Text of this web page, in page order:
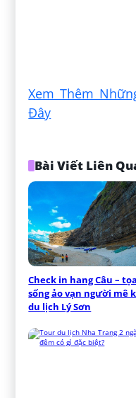
Xem Thêm
Đây
Bài Viết Liên
Check in hang Câu –
sống ảo vạn người mê
du lịch Lý Sơn